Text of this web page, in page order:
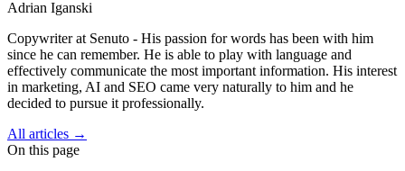
Adrian Iganski
Copywriter at Senuto - His passion for words has been with him
since he can remember. He is able to play with language and
effectively communicate the most important information. His interest
in marketing, AI and SEO came very naturally to him and he
decided to pursue it professionally.
All articles →
On this page